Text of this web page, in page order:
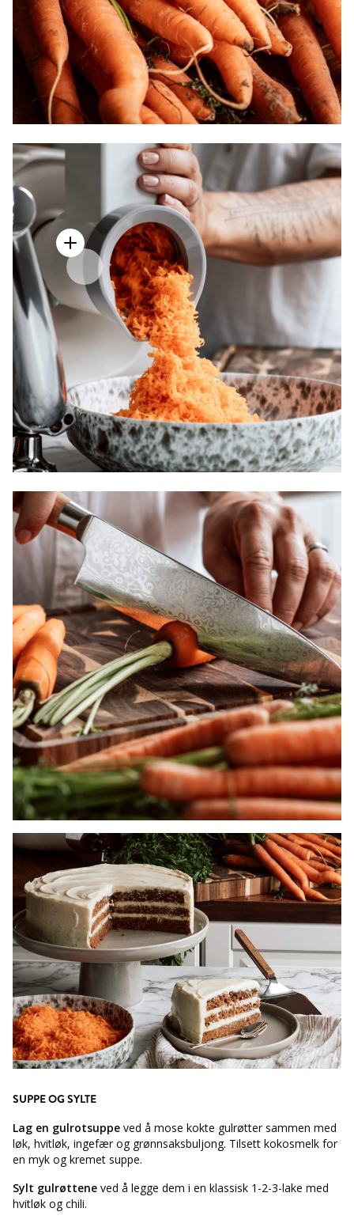
SUPPE OG SYLTE
Lag en gulrotsuppe ved å mose kokte gulrøtter sammen med
løk, hvitløk, ingefær og grønnsaksbuljong. Tilsett kokosmelk for
en myk og kremet suppe.
Sylt gulrøttene ved å legge dem i en klassisk 1-2-3-lake med
hvitløk og chili.